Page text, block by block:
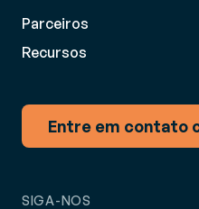
Parceiros
Recursos
Entre em contato
SIGA-NOS